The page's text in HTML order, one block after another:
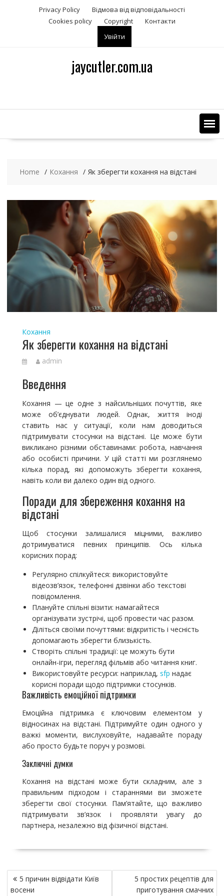
t
Privacy Policy
Відмова від відповідальності
Сookies policy
Copyright
Контакти
Увійти
jaycutler.com.ua
Home Кохання Як зберегти кохання на відстані
Кохання
Як зберегти кохання на відстані
admin
Введення
Кохання — це одне з найсильніших почуттів, яке
може об’єднувати людей. Однак, життя іноді
ставить нас у ситуації, коли нам доводиться
підтримувати стосунки на відстані. Це може бути
викликано різними обставинами: робота, навчання
або особисті причини. У цій статті ми розглянемо
кілька порад, які допоможуть зберегти кохання,
навіть коли ви далеко один від одного.
Поради для збереження кохання на
відстані
Щоб стосунки залишалися міцними, важливо
дотримуватися певних принципів. Ось кілька
корисних порад:
Регулярно спілкуйтеся: використовуйте
відеозв’язок, телефонні дзвінки або текстові
повідомлення.
Плануйте спільні візити: намагайтеся
організувати зустрічі, щоб провести час разом.
Діліться своїми почуттями: відкритість і чесність
допомагають зберегти близькість.
Створіть спільні традиції: це можуть бути
онлайн-ігри, перегляд фільмів або читання книг.
Використовуйте ресурси: наприклад, sfp надає
корисні поради щодо підтримки стосунків.
Важливість емоційної підтримки
Емоційна підтримка є ключовим елементом у
відносинах на відстані. Підтримуйте один одного у
важкі моменти, вислуховуйте, надавайте пораду
або просто будьте поруч у розмові.
Заключні думки
Кохання на відстані може бути складним, але з
правильним підходом і стараннями ви зможете
зберегти свої стосунки. Пам’ятайте, що важливо
підтримувати зв’язок і проявляти увагу до
партнера, незалежно від фізичної відстані.
Н
а
5 причин відвідати Київ
восени
5 простих рецептів для
приготування смачних